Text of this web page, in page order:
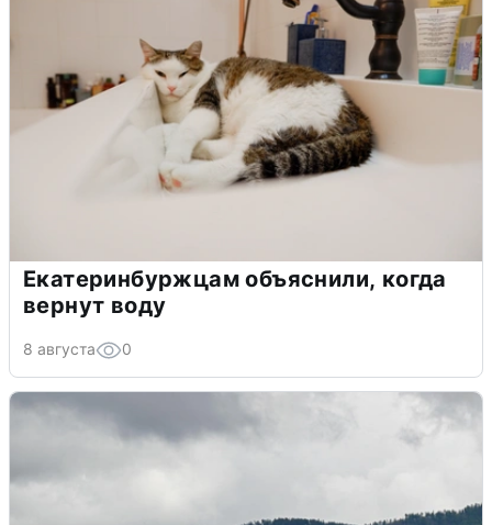
Екатеринбуржцам объяснили, когда
вернут воду
8 августа 0